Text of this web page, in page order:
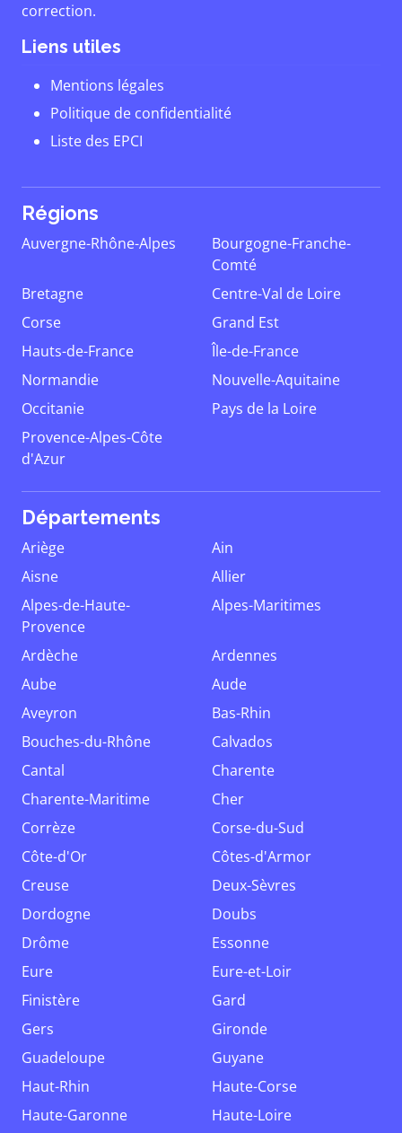
correction.
Liens utiles
Mentions légales
Politique de confidentialité
Liste des EPCI
Régions
Auvergne-Rhône-Alpes
Bourgogne-Franche-
Comté
Bretagne
Centre-Val de Loire
Corse
Grand Est
Hauts-de-France
Île-de-France
Normandie
Nouvelle-Aquitaine
Occitanie
Pays de la Loire
Provence-Alpes-Côte
d'Azur
Départements
Ariège
Ain
Aisne
Allier
Alpes-de-Haute-
Provence
Alpes-Maritimes
Ardèche
Ardennes
Aube
Aude
Aveyron
Bas-Rhin
Bouches-du-Rhône
Calvados
Cantal
Charente
Charente-Maritime
Cher
Corrèze
Corse-du-Sud
Côte-d'Or
Côtes-d'Armor
Creuse
Deux-Sèvres
Dordogne
Doubs
Drôme
Essonne
Eure
Eure-et-Loir
Finistère
Gard
Gers
Gironde
Guadeloupe
Guyane
Haut-Rhin
Haute-Corse
Haute-Garonne
Haute-Loire